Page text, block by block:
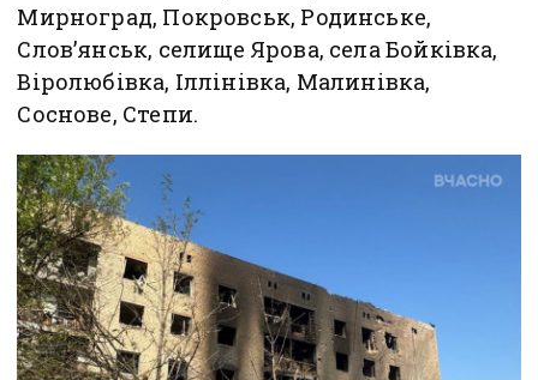
Мирноград, Покровськ, Родинське,
Слов’янськ, селище Ярова, села Бойківка,
Віролюбівка, Іллінівка, Малинівка,
Соснове, Степи.